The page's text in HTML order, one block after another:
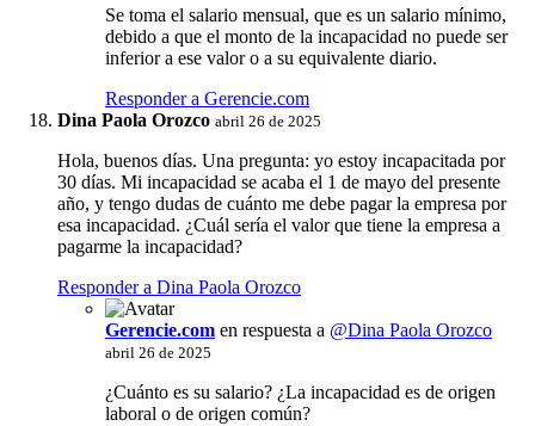
Se toma el salario mensual, que es un salario mínimo,
debido a que el monto de la incapacidad no puede ser
inferior a ese valor o a su equivalente diario.
Responder a Gerencie.com
Dina Paola Orozco abril 26 de 2025
Hola, buenos días. Una pregunta: yo estoy incapacitada por
30 días. Mi incapacidad se acaba el 1 de mayo del presente
año, y tengo dudas de cuánto me debe pagar la empresa por
esa incapacidad. ¿Cuál sería el valor que tiene la empresa a
pagarme la incapacidad?
Responder a Dina Paola Orozco
Gerencie.com en respuesta a @Dina Paola Orozco
abril 26 de 2025
¿Cuánto es su salario? ¿La incapacidad es de origen
laboral o de origen común?